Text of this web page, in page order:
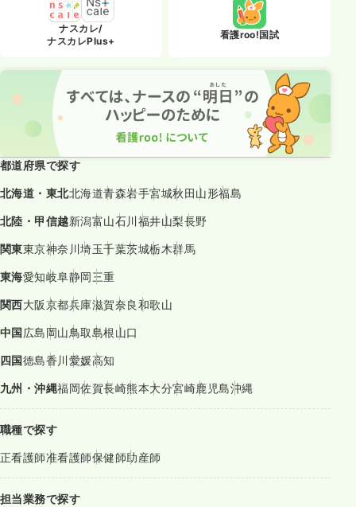
ナスカレ/
ナスカレPlus+
看護roo!国試
都道府県で探す
北海道・東北北海道青森岩手宮城秋田山形福島
北陸・甲信越新潟富山石川福井山梨長野
関東東京神奈川埼玉千葉茨城栃木群馬
東海愛知岐阜静岡三重
関西大阪京都兵庫滋賀奈良和歌山
中国広島岡山鳥取島根山口
四国徳島香川愛媛高知
九州・沖縄福岡佐賀長崎熊本大分宮崎鹿児島沖縄
職種で探す
正看護師准看護師保健師助産師
担当業務で探す